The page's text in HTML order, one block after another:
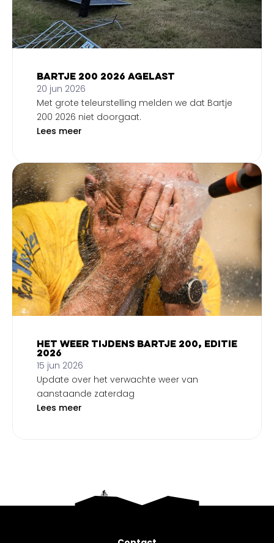
Bartje 200 2026 agelast
20 jun 2026
Met grote teleurstelling melden we dat Bartje
200 2026 niet doorgaat.
Lees meer
Het weer tijdens Bartje 200, editie
2026
15 jun 2026
Update over het verwachte weer van
aanstaande zaterdag
Lees meer